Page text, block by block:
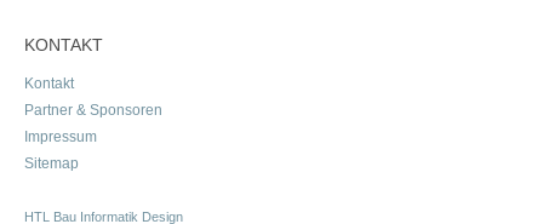
KONTAKT
Kontakt
Partner & Sponsoren
Impressum
Sitemap
HTL Bau Informatik Design